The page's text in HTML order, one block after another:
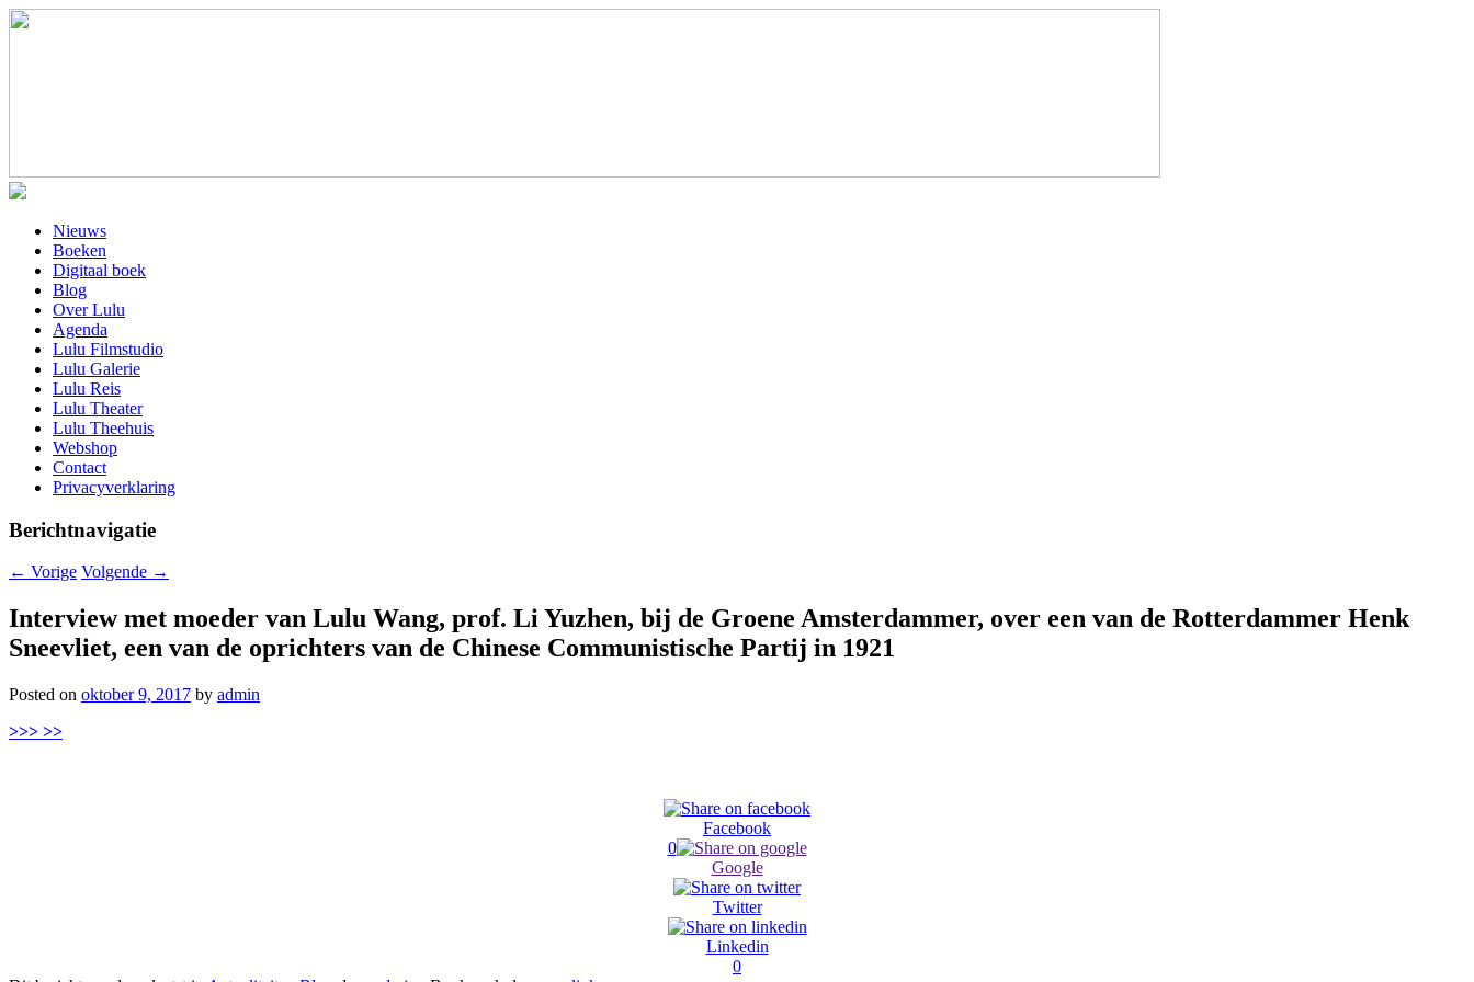
Nieuws
Boeken
Digitaal boek
Blog
Over Lulu
Agenda
Lulu Filmstudio
Lulu Galerie
Lulu Reis
Lulu Theater
Lulu Theehuis
Webshop
Contact
Privacyverklaring
Berichtnavigatie
← Vorige Volgende →
Interview met moeder van Lulu Wang, prof. Li Yuzhen, bij de Groene Amsterdammer, over een van de Rotterdammer Henk
Sneevliet, een van de oprichters van de Chinese Communistische Partij in 1921
Posted on oktober 9, 2017 by admin
>>> >>
Facebook
0
Google
Twitter
Linkedin
0